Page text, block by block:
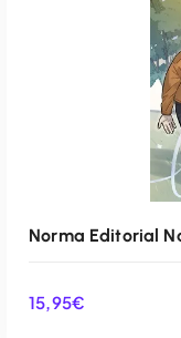
Norma Editorial
15,95€